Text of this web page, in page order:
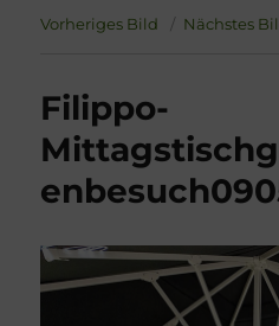
Vorheriges Bild Nächstes
Filippo-